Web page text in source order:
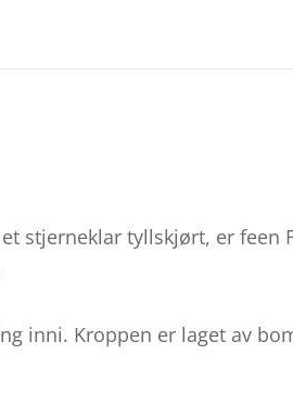
stjerneklar tyllskjørt, er feen
inni. Kroppen er laget av